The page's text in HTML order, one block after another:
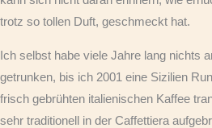
trotz so tollen Duft, geschmeckt hat.
Ich selbst habe viele Jahre lang nichts
getrunken, bis ich 2001 eine Sizilien
frisch gebrühten italienischen Kaffee
sehr traditionell in der Caffettiera
kannst